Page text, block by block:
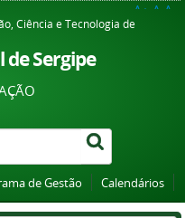
A+ A A-
Ciência e Tecnologia de
Sergipe
de Gestão Calendários